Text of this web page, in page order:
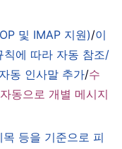
및 IMAP 지원)/이
칙에 따라 자동 참조/
자동 인사말 추가/수
동으로 개별 메시지
목 등을 기준으로 피